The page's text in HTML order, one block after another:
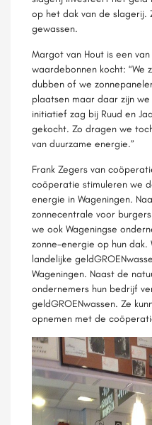
op het dak van de slagerij.
gewassen.
Margot van Hout is een
waardebonnen kocht: “We
dubben of we
plaatsen maar daar zijn
initiatief zag bij Ruud en
gekocht. Zo dragen we
van duurzame energie.”
Frank Zegers van
coöperatie stimuleren we
energie in Wageningen.
zonnecentrale voor
we ook Wageningse
zonne-energie op hun
landelijke
Wageningen. Naast de
ondernemers hun bedrijf
geldGROENwassen. Ze
opnemen met de